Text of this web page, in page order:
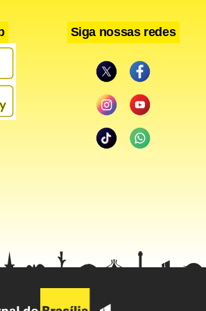
Europeu tiveram a vantagem do
da parcial, sempre com pelo menos
esboçou reação em duas
conseguiu empatar a parcial
assim não conseguiu manter o ritmo
com Bernardinho no intervalo para o
Siga nossas redes